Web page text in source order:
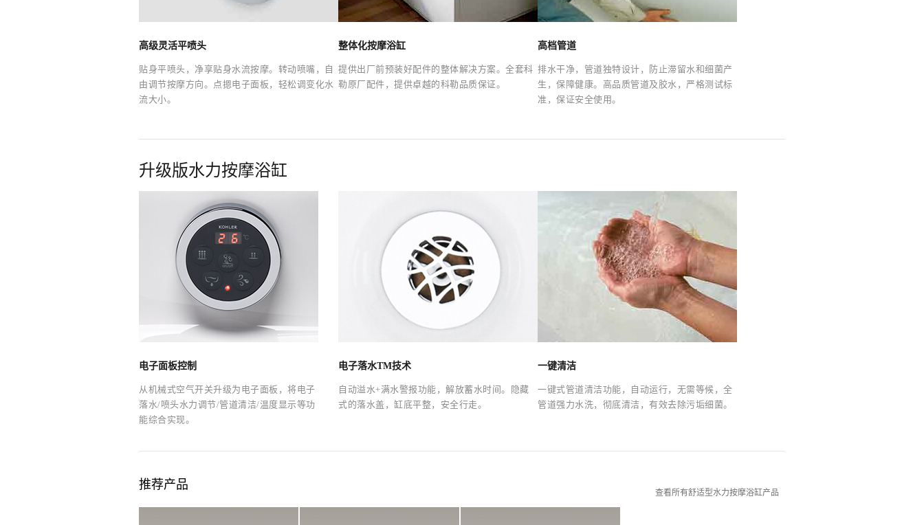
高级灵活平喷头
贴身平喷头，净享贴身水流按摩。转动喷嘴，自
由调节按摩方向。点摁电子面板，轻松调变化水
流大小。
整体化按摩浴缸
提供出厂前预装好配件的整体解决方案。全套科
勒原厂配件，提供卓越的科勒品质保证。
高档管道
排水干净，管道独特设计，防止滞留水和细菌产
生，保障健康。高品质管道及胶水，严格测试标
准，保证安全使用。
升级版水力按摩浴缸
电子面板控制
从机械式空气开关升级为电子面板，将电子
落水/喷头水力调节/管道清洁/温度显示等功
能综合实现。
电子落水TM技术
自动溢水+满水警报功能，解放蓄水时间。隐藏
式的落水盖，缸底平整，安全行走。
一键清洁
一键式管道清洁功能，自动运行，无需等候，全
管道强力水洗，彻底清洁，有效去除污垢细菌。
推荐产品
查看所有舒适型水力按摩浴缸产品